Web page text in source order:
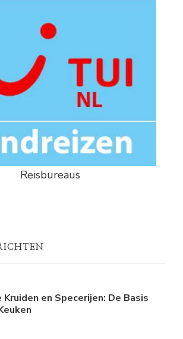
Reisbureaus
Kruiden en Specerijen: De Basis